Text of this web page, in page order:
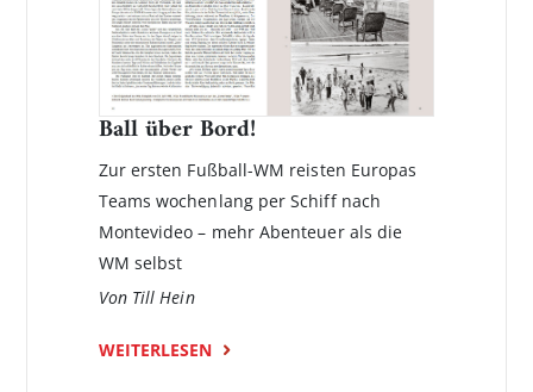
Ball über Bord!
Zur ersten Fußball-WM reisten Europas
Teams wochenlang per Schiff nach
Montevideo – mehr Abenteuer als die
WM selbst
Von Till Hein
WEITERLESEN